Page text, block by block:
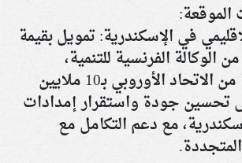
الموقعة:
في الإسكندرية: تمويل بقيمة
من الوكالة الفرنسية للتنمية،
ومنحة إضافية من الاتحاد الأوروبي بـ10 ملايين
تحسين جودة واستقرار إمدادات
مع دعم التكامل مع
.